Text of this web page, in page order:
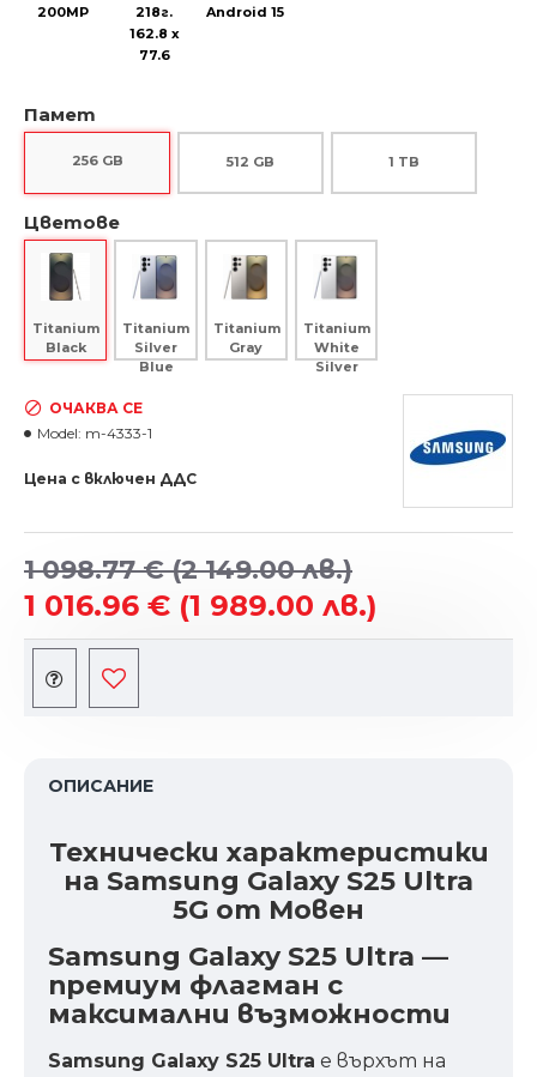
200MP
218г.
162.8 x
77.6
Android 15
Памет
256 GB 512 GB 1 TB
Цветове
Titanium
Black
Titanium
Silver
Blue
Titanium
Gray
Titanium
White
Silver
1 016.96 € (1 989.00 лв.)
1 098.77 €(2 149.00 лв.)
ОЧАКВА СЕ
Model: m-4333-1
Цена с включен ДДС
ОПИСАНИЕ
Технически характеристики
на Samsung Galaxy S25 Ultra
5G от Мовен
Samsung Galaxy S25 Ultra —
премиум флагман с
максимални възможности
Samsung Galaxy S25 Ultra е върхът на